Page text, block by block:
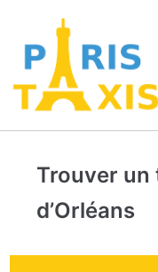
Trouver un
d’Orléans